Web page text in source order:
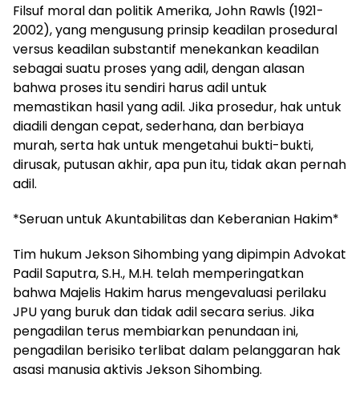
Filsuf moral dan politik Amerika, John Rawls (1921-
2002), yang mengusung prinsip keadilan prosedural
versus keadilan substantif menekankan keadilan
sebagai suatu proses yang adil, dengan alasan
bahwa proses itu sendiri harus adil untuk
memastikan hasil yang adil. Jika prosedur, hak untuk
diadili dengan cepat, sederhana, dan berbiaya
murah, serta hak untuk mengetahui bukti-bukti,
dirusak, putusan akhir, apa pun itu, tidak akan pernah
adil.
*Seruan untuk Akuntabilitas dan Keberanian Hakim*
Tim hukum Jekson Sihombing yang dipimpin Advokat
Padil Saputra, S.H., M.H. telah memperingatkan
bahwa Majelis Hakim harus mengevaluasi perilaku
JPU yang buruk dan tidak adil secara serius. Jika
pengadilan terus membiarkan penundaan ini,
pengadilan berisiko terlibat dalam pelanggaran hak
asasi manusia aktivis Jekson Sihombing.